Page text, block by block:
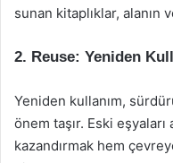
sunan kitaplıklar, alanın
2. Reuse: Yeniden
Yeniden kullanım,
önem taşır. Eski
kazandırmak hem